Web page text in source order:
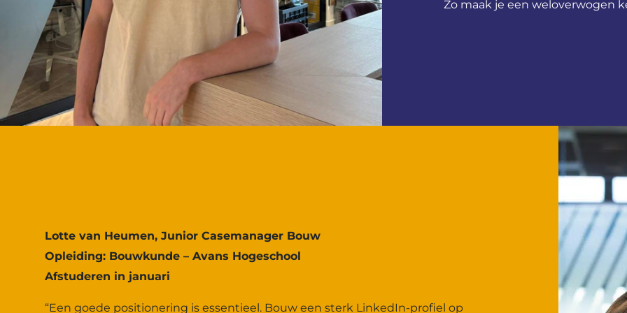
Zo maak je een weloverwogen
Lotte van Heumen, Junior Casemanager Bouw
Opleiding: Bouwkunde – Avans Hogeschool
Afstuderen in januari
“Een goede positionering is essentieel. Bouw een sterk LinkedIn-profiel op